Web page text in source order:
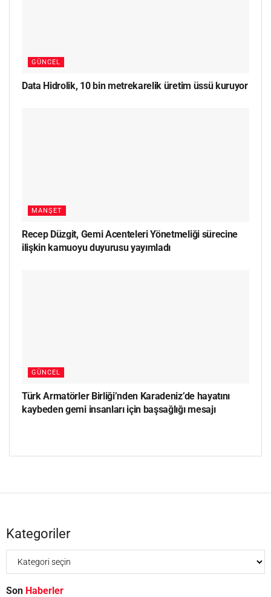
GÜNCEL
Data Hidrolik, 10 bin metrekarelik üretim üssü kuruyor
MANŞET
Recep Düzgit, Gemi Acenteleri Yönetmeliği sürecine
ilişkin kamuoyu duyurusu yayımladı
GÜNCEL
Türk Armatörler Birliği’nden Karadeniz’de hayatını
kaybeden gemi insanları için başsağlığı mesajı
Kategoriler
Son Haberler